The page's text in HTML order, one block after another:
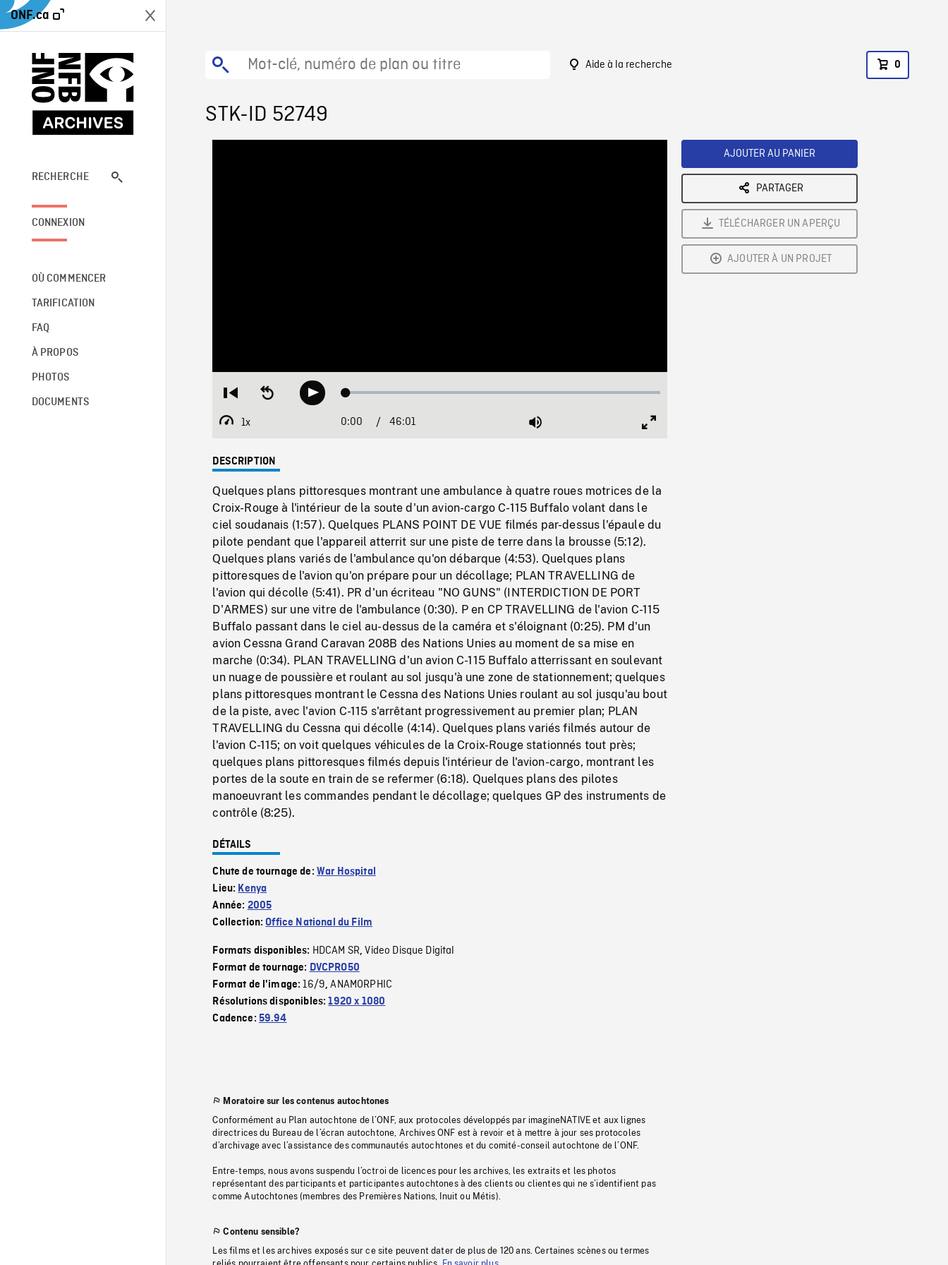
ONF.ca
RECHERCHE
CONNEXION
OÙ COMMENCER
TARIFICATION
FAQ
À PROPOS
PHOTOS
DOCUMENTS
Aide à la recherche 0
STK-ID 52749
Restart
beginning
Seek
backwardPlay Loaded:
1x
Playback
Current
0:00 / Duration
46:01 Mute
DESCRIPTION
Quelques plans pittoresques montrant une ambulance à quatre roues motrices de la
Croix-Rouge à l'intérieur de la soute d'un avion-cargo C-115 Buffalo volant dans le
ciel soudanais (1:57). Quelques PLANS POINT DE VUE filmés par-dessus l'épaule du
pilote pendant que l'appareil atterrit sur une piste de terre dans la brousse (5:12).
Quelques plans variés de l'ambulance qu'on débarque (4:53). Quelques plans
pittoresques de l'avion qu'on prépare pour un décollage; PLAN TRAVELLING de
l'avion qui décolle (5:41). PR d'un écriteau "NO GUNS" (INTERDICTION DE PORT
D'ARMES) sur une vitre de l'ambulance (0:30). P en CP TRAVELLING de l'avion C-115
Buffalo passant dans le ciel au-dessus de la caméra et s'éloignant (0:25). PM d'un
avion Cessna Grand Caravan 208B des Nations Unies au moment de sa mise en
marche (0:34). PLAN TRAVELLING d'un avion C-115 Buffalo atterrissant en soulevant
un nuage de poussière et roulant au sol jusqu'à une zone de stationnement; quelques
plans pittoresques montrant le Cessna des Nations Unies roulant au sol jusqu'au bout
de la piste, avec l'avion C-115 s'arrêtant progressivement au premier plan; PLAN
TRAVELLING du Cessna qui décolle (4:14). Quelques plans variés filmés autour de
l'avion C-115; on voit quelques véhicules de la Croix-Rouge stationnés tout près;
quelques plans pittoresques filmés depuis l'intérieur de l'avion-cargo, montrant les
portes de la soute en train de se refermer (6:18). Quelques plans des pilotes
manoeuvrant les commandes pendant le décollage; quelques GP des instruments de
contrôle (8:25).
DÉTAILS
Chute de tournage de: War Hospital
Lieu: Kenya
Année: 2005
Collection:Office National du Film
Formats disponibles: HDCAM SR,Video Disque Digital
Format de tournage: DVCPRO50
Format de l'image:16/9,ANAMORPHIC
Résolutions disponibles:1920 x 1080
Cadence: 59.94
Moratoire sur les contenus autochtones
Conformément au Plan autochtone de l’ONF, aux protocoles développés par imagineNATIVE et aux lignes
directrices du Bureau de l’écran autochtone, Archives ONF est à revoir et à mettre à jour ses protocoles
d’archivage avec l’assistance des communautés autochtones et du comité-conseil autochtone de l’ONF.
Entre-temps, nous avons suspendu l’octroi de licences pour les archives, les extraits et les photos
représentant des participants et participantes autochtones à des clients ou clientes qui ne s’identifient pas
comme Autochtones (membres des Premières Nations, Inuit ou Métis).
Contenu sensible?
Les films et les archives exposés sur ce site peuvent dater de plus de 120 ans. Certaines scènes ou termes
AJOUTER AU PANIER
PARTAGER
TÉLÉCHARGER UN APERÇU
AJOUTER À UN PROJET